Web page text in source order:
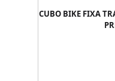
CUBO BIKE FIXA